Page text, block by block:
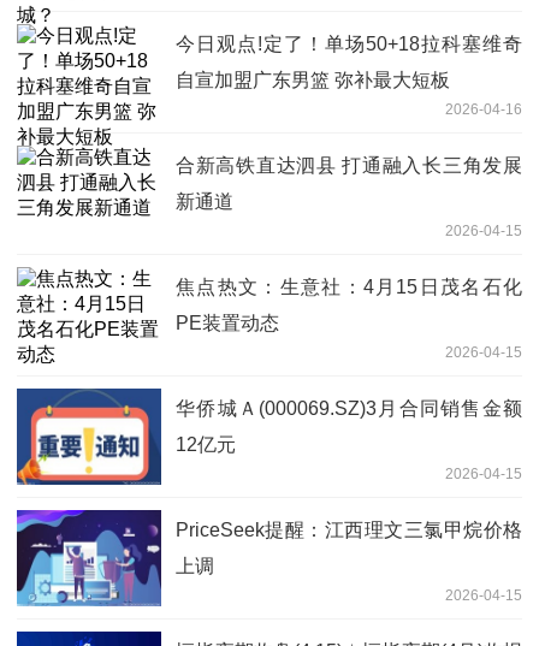
今日观点!定了！单场50+18拉科塞维奇
自宣加盟广东男篮 弥补最大短板
2026-04-16
合新高铁直达泗县 打通融入长三角发展
新通道
2026-04-15
焦点热文：生意社：4月15日茂名石化
PE装置动态
2026-04-15
华侨城Ａ(000069.SZ)3月合同销售金额
12亿元
2026-04-15
PriceSeek提醒：江西理文三氯甲烷价格
上调
2026-04-15